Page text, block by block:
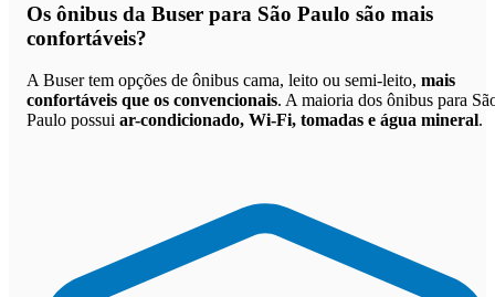
Os ônibus da Buser para São Paulo são mais
confortáveis?
A Buser tem opções de ônibus cama, leito ou semi-leito, mais
confortáveis que os convencionais. A maioria dos ônibus para
Paulo possui ar-condicionado, Wi-Fi, tomadas e água mineral.